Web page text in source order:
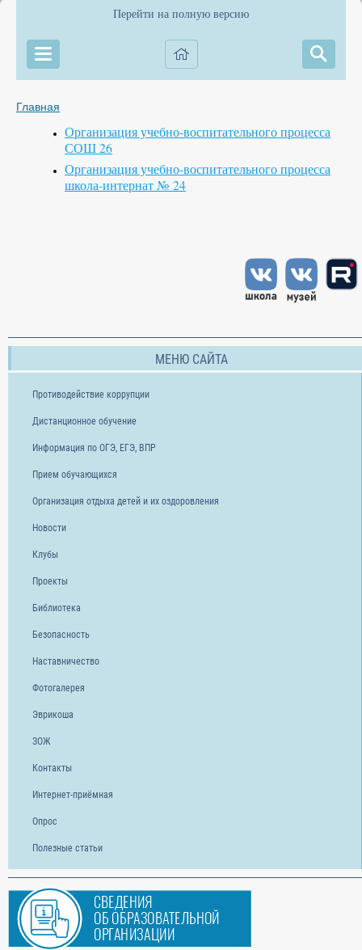
Перейти на полную версию
Главная
Организация учебно-воспитательного процесса
СОШ 26
Организация учебно-воспитательного процесса
школа-интернат № 24
МЕНЮ САЙТА
Противодействие коррупции
Дистанционное обучение
Информация по ОГЭ, ЕГЭ, ВПР
Прием обучающихся
Организация отдыха детей и их оздоровления
Новости
Клубы
Проекты
Библиотека
Безопасность
Наставничество
Фотогалерея
Эврикоша
ЗОЖ
Контакты
Интернет-приёмная
Опрос
Полезные статьи